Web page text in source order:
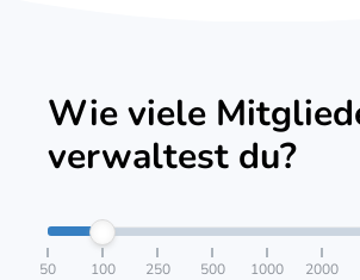
Wie viele
verwaltest du?
50 100 250 500 1000 2000